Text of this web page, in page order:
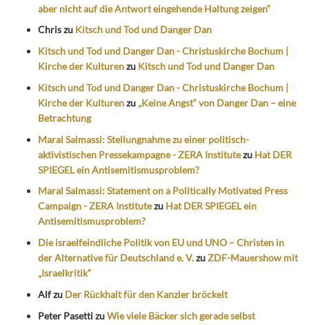
aber nicht auf die Antwort eingehende Haltung zeigen“
Chriszu Kitsch und Tod und Danger Dan
Kitsch und Tod und Danger Dan - Christuskirche Bochum |
Kirche der Kulturenzu Kitsch und Tod und Danger Dan
Kitsch und Tod und Danger Dan - Christuskirche Bochum |
Kirche der Kulturenzu „Keine Angst“ von Danger Dan – eine
Betrachtung
Maral Salmassi: Stellungnahme zu einer politisch-
aktivistischen Pressekampagne - ZERA Institutezu Hat DER
SPIEGEL ein Antisemitismusproblem?
Maral Salmassi: Statement on a Politically Motivated Press
Campaign - ZERA Institutezu Hat DER SPIEGEL ein
Antisemitismusproblem?
Die israelfeindliche Politik von EU und UNO – Christen in
der Alternative für Deutschland e. V.zuZDF-Mauershow mit
„Israelkritik“
Alfzu Der Rückhalt für den Kanzler bröckelt
Peter PasettizuWie viele Bäcker sich gerade selbst